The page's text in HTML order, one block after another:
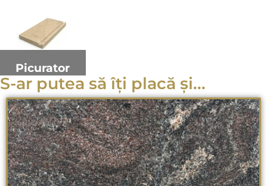
Picurator
S-ar putea să îți placă și...